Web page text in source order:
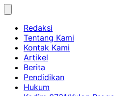
Skip
contentRedaksi
Tentang Kami
Kontak Kami
Artikel
Berita
Pendidikan
Hukum